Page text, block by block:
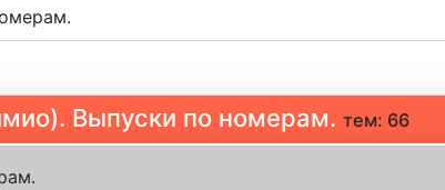
Выпуски по номерам. тем: 66